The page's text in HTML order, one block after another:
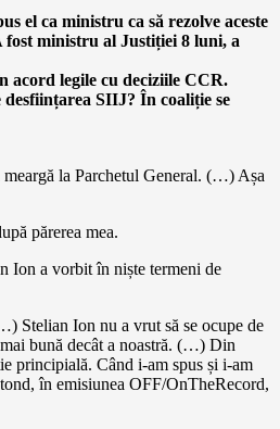
el ca ministru ca să rezolve aceste
fost ministru al Justiției 8 luni, a
acord legile cu deciziile CCR.
SIIJ? În coaliție se
la Parchetul General. (…) Așa
părerea mea.
Ion a vorbit în niște termeni de
Stelian Ion nu a vrut să se ocupe de
bună decât a noastră. (…) Din
principială. Când i-am spus și i-am
în emisiunea OFF/OnTheRecord,